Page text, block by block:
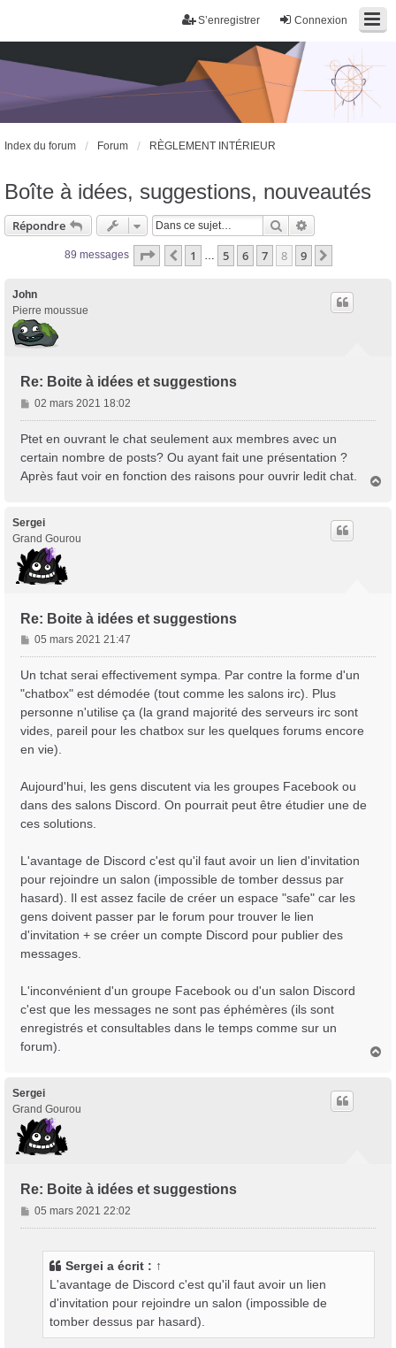
Connexion
S’enregistrer
Trans District
Forum d'information sur les transidentités masculines FtM/FtX/Ft*
Index du forum Forum RÈGLEMENT INTÉRIEUR
Boîte à idées, suggestions, nouveautés
Répondre Rechercher
89 messages Page sur9
Précédente
1 … 5 6 7 8 9
John
Pierre moussue
Re: Boite à idées et suggestions
M
e
s
a
g
02 mars 2021 18:02
Ptet en ouvrant le chat seulement aux membres avec un
certain nombre de posts? Ou ayant fait une présentation ?
Après faut voir en fonction des raisons pour ouvrir ledit chat.
Sergei
Grand Gourou
Re: Boite à idées et suggestions
M
e
s
s
g
e
05 mars 2021 21:47
Un tchat serai effectivement sympa. Par contre la forme d'un
"chatbox" est démodée (tout comme les salons irc). Plus
personne n'utilise ça (la grand majorité des serveurs irc sont
vides, pareil pour les chatbox sur les quelques forums encore
en vie).
Aujourd'hui, les gens discutent via les groupes Facebook ou
dans des salons Discord. On pourrait peut être étudier une de
ces solutions.
L'avantage de Discord c'est qu'il faut avoir un lien d'invitation
pour rejoindre un salon (impossible de tomber dessus par
hasard). Il est assez facile de créer un espace "safe" car les
gens doivent passer par le forum pour trouver le lien
d'invitation + se créer un compte Discord pour publier des
messages.
L'inconvénient d'un groupe Facebook ou d'un salon Discord
c'est que les messages ne sont pas éphémères (ils sont
enregistrés et consultables dans le temps comme sur un
forum).
Sergei
Grand Gourou
Re: Boite à idées et suggestions
M
e
05 mars 2021 22:02
Sergei a écrit : ↑
L'avantage de Discord c'est qu'il faut avoir un lien
d'invitation pour rejoindre un salon (impossible de
tomber dessus par hasard).